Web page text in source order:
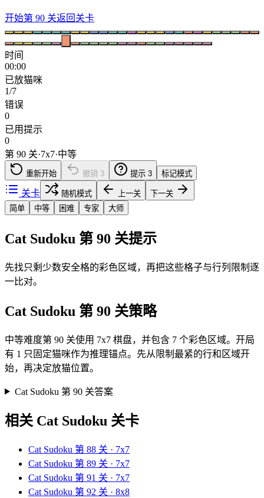
开始第 90 关返回关卡
时间
00:00
已放猫咪
1/7
错误
0
已用提示
0
第 90 关·7x7·中等
重新开始 撤销 3 提示 3 标记模式
关卡 随机模式 上一关
下一关
简单
中等 困难 专家 大师
Cat Sudoku 第 90 关提示
先找只剩少数安全格的彩色区域，再把这些格子与行列限制逐
一比对。
Cat Sudoku 第 90 关策略
中等难度第 90 关使用 7x7 棋盘，并包含 7 个彩色区域。开局
有 1 只固定猫咪作为推理锚点。先从限制最紧的行和区域开
始，再决定放猫位置。
Cat Sudoku 第 90 关答案
相关 Cat Sudoku 关卡
Cat Sudoku 第 88 关 · 7x7
Cat Sudoku 第 89 关 · 7x7
Cat Sudoku 第 91 关 · 7x7
Cat Sudoku 第 92 关 · 8x8